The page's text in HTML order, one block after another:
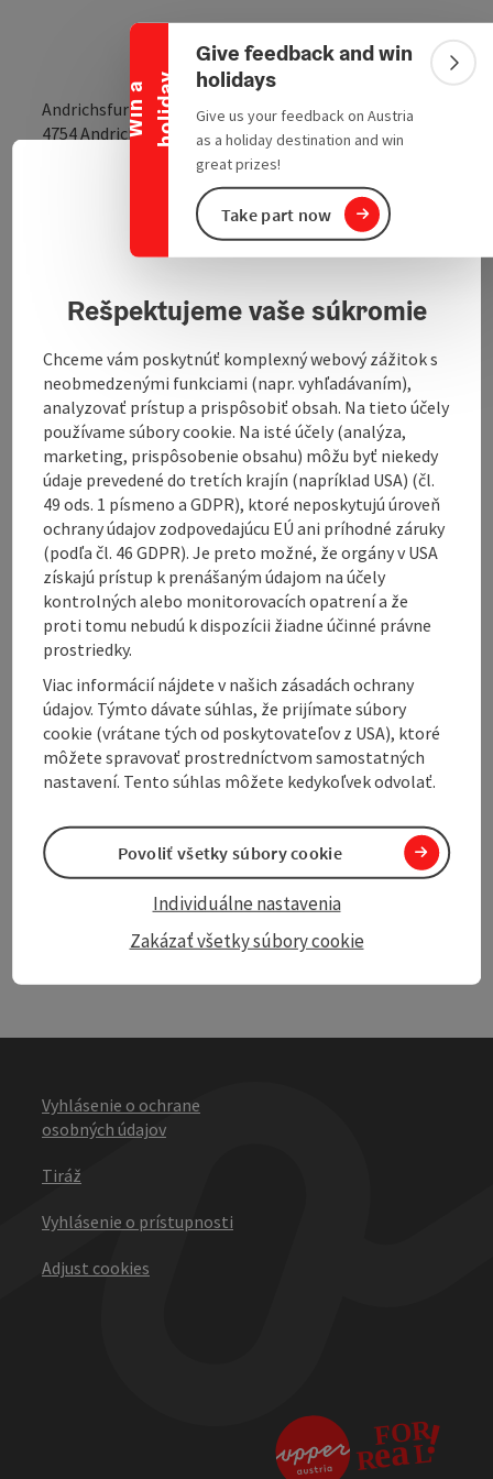
W
i
n
a
h
o
l
i
d
a y
Collapse banner
Give feedback and win
holidays
Give us your feedback on Austria
as a holiday destination and win
great prizes!
Take part now
Andrichsfurt
4754Andrichsfurt open in
Contact
Arrival
Accessibility
Create PDF
Print article
Nearby
powered byTOURDATA
Vyhlásenie o ochrane
osobných údajov
Tiráž
Vyhlásenie o prístupnosti
Adjust cookies
privacy policy
Rešpektujeme vaše súkromie
Chceme vám poskytnúť komplexný webový zážitok s
neobmedzenými funkciami (napr. vyhľadávaním),
analyzovať prístup a prispôsobiť obsah. Na tieto účely
používame súbory cookie. Na isté účely (analýza,
marketing, prispôsobenie obsahu) môžu byť niekedy
údaje prevedené do tretích krajín (napríklad USA) (čl.
49 ods. 1 písmeno a GDPR), ktoré neposkytujú úroveň
ochrany údajov zodpovedajúcu EÚ ani príhodné záruky
(podľa čl. 46 GDPR). Je preto možné, že orgány v USA
získajú prístup k prenášaným údajom na účely
kontrolných alebo monitorovacích opatrení a že
proti tomu nebudú k dispozícii žiadne účinné právne
prostriedky.
Viac informácií nájdete v našich zásadách ochrany
údajov. Týmto dávate súhlas, že prijímate súbory
cookie (vrátane tých od poskytovateľov z USA), ktoré
môžete spravovať prostredníctvom samostatných
nastavení. Tento súhlas môžete kedykoľvek odvolať.
Zakázať všetky súbory cookie
Individuálne nastavenia
Povoliť všetky súbory cookie